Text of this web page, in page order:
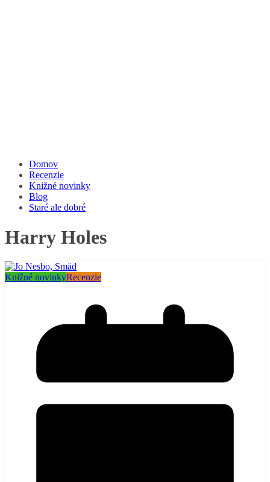
Domov
Recenzie
Knižné novinky
Blog
Staré ale dobré
Harry Holes
Knižné novinkyRecenzie